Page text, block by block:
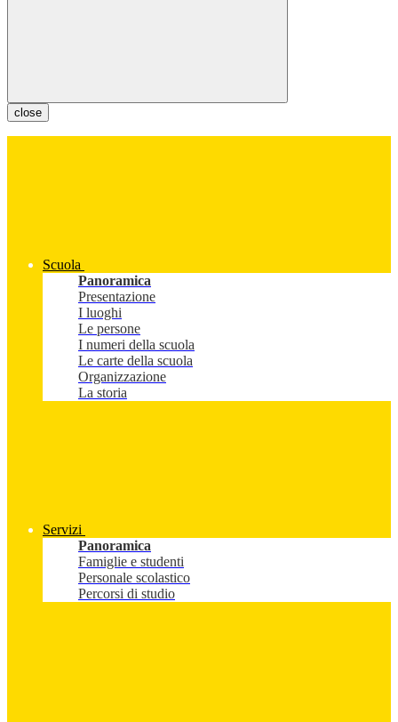
close
Scuola
Panoramica
Presentazione
I luoghi
Le persone
I numeri della scuola
Le carte della scuola
Organizzazione
La storia
Servizi
Panoramica
Famiglie e studenti
Personale scolastico
Percorsi di studio